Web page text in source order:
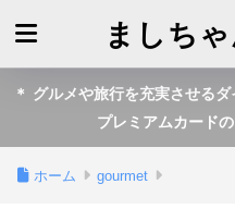
ましち
＊ グルメや旅行を充実させる
プレミアムカード
ホーム gourmet